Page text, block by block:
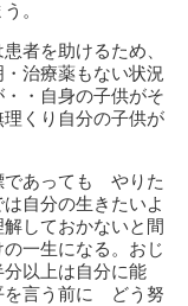
。
者を助けるため、
治療薬もない状況
・自身の子供がそ
くり自分の子供が
であっても やりた
自分の生きたいよ
しておかないと間
一生になる。おじ
以上は自分に能
を言う前に どう努